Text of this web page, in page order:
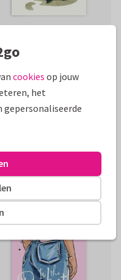
cookies op jouw
het
gepersonaliseerde